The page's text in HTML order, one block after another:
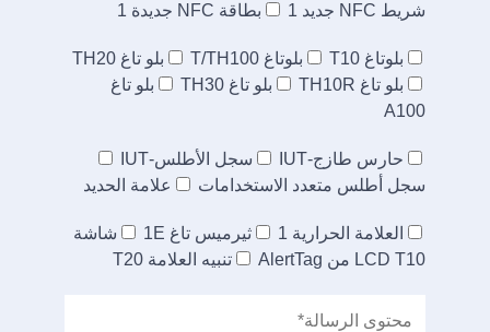
شريط NFC جديد 1
بطاقة NFC جديدة 1
بلوتاغ T10 بلوتاغ T/TH100
بلو تاغ TH20
بلو تاغ TH10R
بلو تاغ TH30
بلو تاغ
A100
حارس طازج-IUT
سجل الأطلس-IUT
سجل أطلس متعدد الاستخدامات
علامة الحديد
العلامة الحرارية 1 ثيرميس تاغ 1E
شاشة
LCD T10 من AlertTag
تنبيه العلامة T20